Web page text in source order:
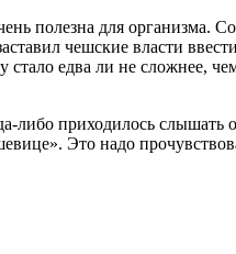
полезна для организма.
чешские власти
едва ли не сложнее,
либо приходилось слышать
Это надо